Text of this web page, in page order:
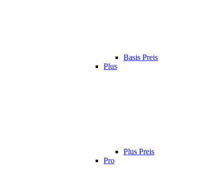
Basis Preis
Plus
Plus Preis
Pro